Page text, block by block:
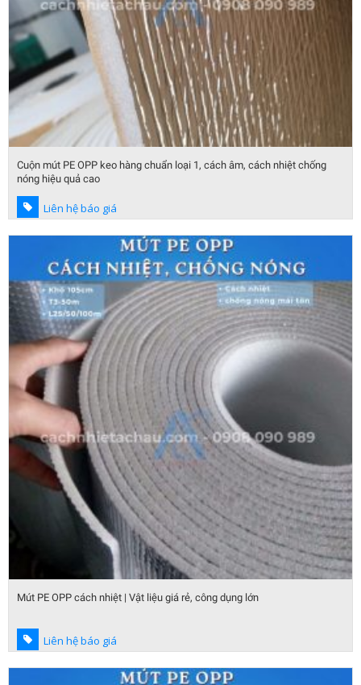
Cuộn mút PE OPP keo hàng chuẩn loại 1, cách âm, cách nhiệt chống
nóng hiệu quả cao
Liên hệ báo giá
Mút PE OPP cách nhiệt | Vật liệu giá rẻ, công dụng lớn
Liên hệ báo giá